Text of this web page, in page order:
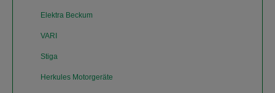
Elektra Beckum
VARI
Stiga
Herkules Motorgeräte